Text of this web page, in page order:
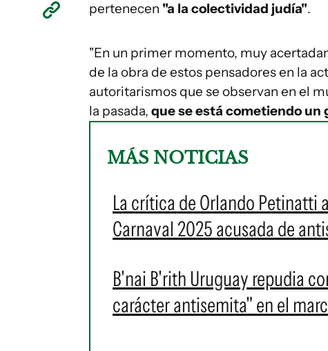
pertenecen "a la colectividad judía".
"En un primer momento, muy
de la obra de estos pensadores en la
autoritarismos que se observan en el
la pasada, que se está cometiendo un
MÁS NOTICIAS
La crítica de Orlando Petinatti
Carnaval 2025 acusada de
B'nai B'rith Uruguay repudia
carácter antisemita" en el